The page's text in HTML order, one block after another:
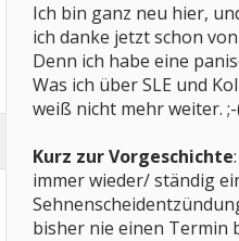
Ich bin ganz neu hier,
ich danke jetzt schon
Denn ich habe eine
Was ich über SLE und
weiß nicht mehr weiter. ;-
Kurz zur Vorgeschichte
immer wieder/ ständig
bisher nie einen Termin